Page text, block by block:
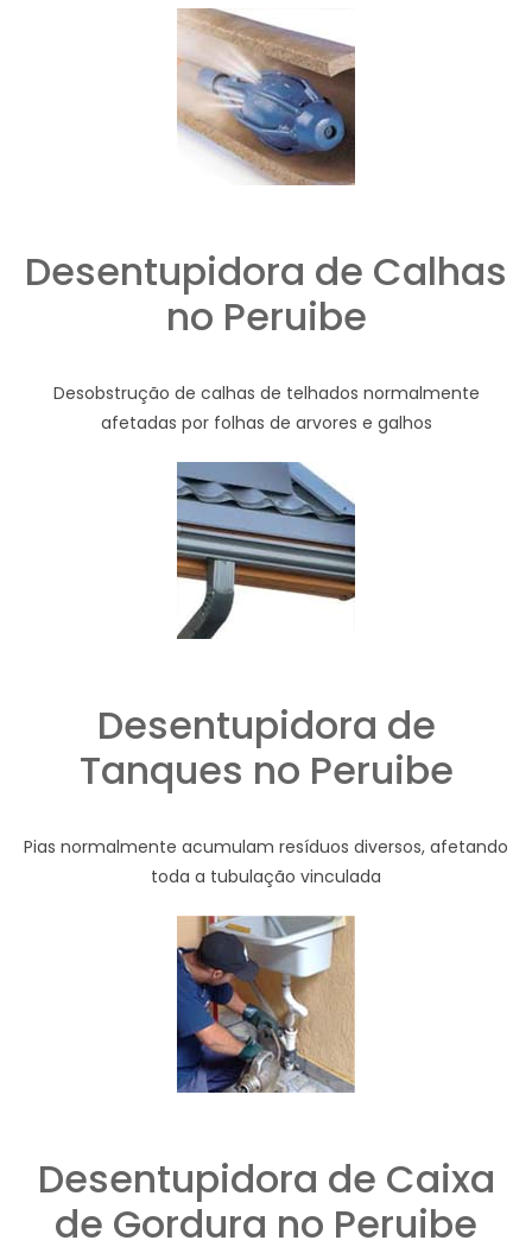
Desentupidora de Calhas
no Peruibe
Desobstrução de calhas de telhados normalmente
afetadas por folhas de arvores e galhos
Desentupidora de
Tanques no Peruibe
Pias normalmente acumulam resíduos diversos, afetando
toda a tubulação vinculada
Desentupidora de Caixa
de Gordura no Peruibe